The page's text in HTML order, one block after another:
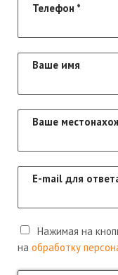
Телефон *
Ваше имя
Ваше
E-mail для
Нажимая на
на обработку